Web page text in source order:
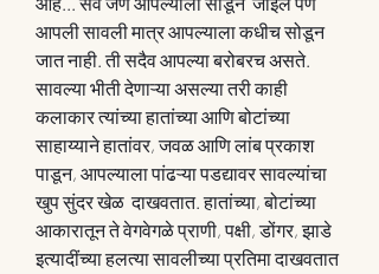
आपली सावली मात्र आपल्याला कधीच सोडून
जात नाही. ती सदैव आपल्या बरोबरच असते.
सावल्या भीती देणाऱ्या असल्या तरी काही
कलाकार त्यांच्या हातांच्या आणि बोटांच्या
साहाय्याने हातांवर, जवळ आणि लांब प्रकाश
पाडून, आपल्याला पांढऱ्या पडद्यावर सावल्यांचा
खुप सुंदर खेळ  दाखवतात. हातांच्या, बोटांच्या
आकारातून ते वेगवेगळे प्राणी, पक्षी, डोंगर, झाडे
इत्यादींच्या हलत्या सावलीच्या प्रतिमा दाखवतात